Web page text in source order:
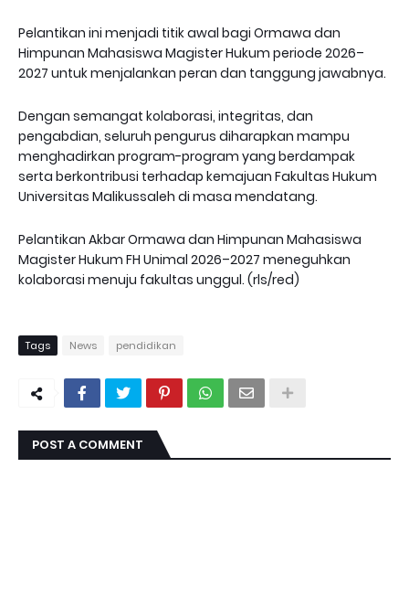
Pelantikan ini menjadi titik awal bagi Ormawa dan
Himpunan Mahasiswa Magister Hukum periode 2026–
2027 untuk menjalankan peran dan tanggung jawabnya.
Dengan semangat kolaborasi, integritas, dan
pengabdian, seluruh pengurus diharapkan mampu
menghadirkan program-program yang berdampak
serta berkontribusi terhadap kemajuan Fakultas Hukum
Universitas Malikussaleh di masa mendatang.
Pelantikan Akbar Ormawa dan Himpunan Mahasiswa
Magister Hukum FH Unimal 2026–2027 meneguhkan
kolaborasi menuju fakultas unggul. (rls/red)
Tags News pendidikan
POST A COMMENT